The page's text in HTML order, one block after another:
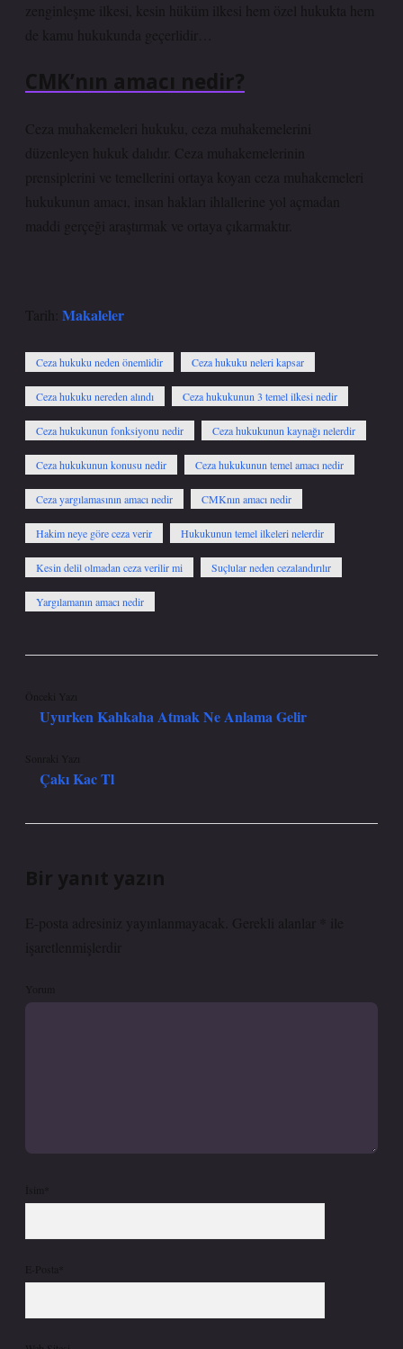
zenginleşme ilkesi, kesin hüküm ilkesi hem özel hukukta hem
de kamu hukukunda geçerlidir…
CMK’nın amacı nedir?
Ceza muhakemeleri hukuku, ceza muhakemelerini
düzenleyen hukuk dalıdır. Ceza muhakemelerinin
prensiplerini ve temellerini ortaya koyan ceza muhakemeleri
hukukunun amacı, insan hakları ihlallerine yol açmadan
maddi gerçeği araştırmak ve ortaya çıkarmaktır.
Tarih: Makaleler
Ceza hukuku neden önemlidir Ceza hukuku neleri kapsar
Ceza hukuku nereden alındı Ceza hukukunun 3 temel ilkesi nedir
Ceza hukukunun fonksiyonu nedir Ceza hukukunun kaynağı nelerdir
Ceza hukukunun konusu nedir Ceza hukukunun temel amacı nedir
Ceza yargılamasının amacı nedir CMKnın amacı nedir
Hakim neye göre ceza verir Hukukunun temel ilkeleri nelerdir
Kesin delil olmadan ceza verilir mi Suçlular neden cezalandırılır
Yargılamanın amacı nedir
Önceki Yazı
Uyurken Kahkaha Atmak Ne Anlama Gelir
Sonraki Yazı
Çakı Kac Tl
Bir yanıt yazın
E-posta adresiniz yayınlanmayacak. Gerekli alanlar
ile
işaretlenmişlerdir
Yorum
İsim*
E-Posta*